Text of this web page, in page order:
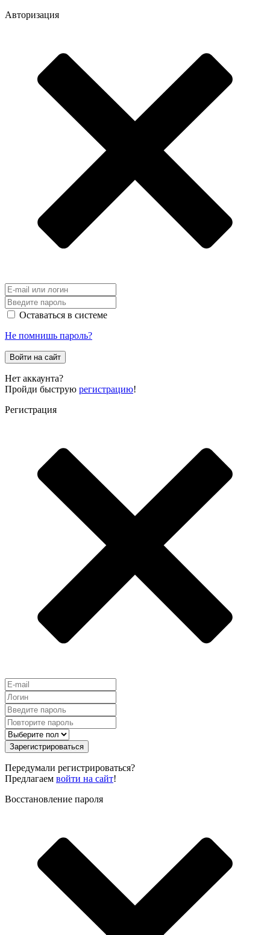
Авторизация
Оставаться в системе
Не помнишь пароль?
Войти на сайт
Нет аккаунта?
Пройди быструю регистрацию!
Регистрация
Зарегистрироваться
Передумали регистрироваться?
Предлагаем войти на сайт!
Восстановление пароля